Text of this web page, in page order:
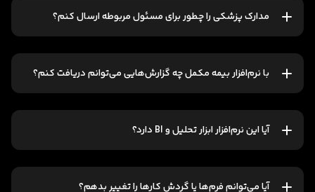
مدارک پزشکی را چطور برای مسئول مربوطه ارسال کنم؟
با نرم‌افزار بیمه مکمل چه گزارش‌هایی می‌توانم دریافت کنم؟
آیا این نرم‌افزار ابزار تحلیل و BI دارد؟
آیا می‌توانم فرم‌ها یا گردش کارها را تغییر بدهم؟